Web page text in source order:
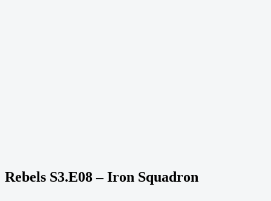
Rebels S3.E08 – Iron Squadron